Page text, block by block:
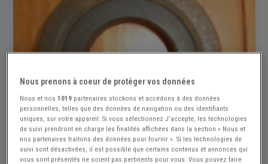
Nous prenons à coeur de protéger vos données
Nous et nos1019 partenaires stockons et accédons à des données
personnelles, telles que des données de navigation ou des identifiants
uniques, sur votre appareil. Si vous sélectionnez J'accepte, les technologies
de suivi prendront en charge les finalités affichées dans la section « Nous et
nos partenaires traitons des données pour fournir ». Si les technologies de
suivi sont désactivées, il est possible que certains contenus et annonces qui
vous sont présentés ne soient pas pertinents pour vous. Vous pouvez faire